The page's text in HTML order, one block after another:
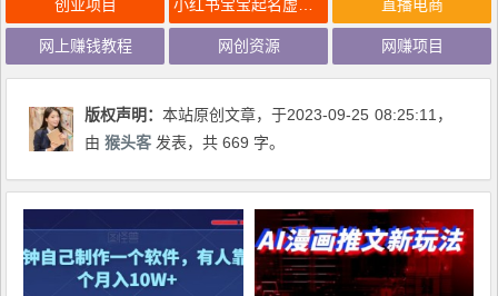
创业项目 直播电商
网上赚钱教程 网创资源 网赚项目
版权声明：本站原创文章，于2023-09-25 08:25:11 ，
由猴头客 发表，共 669 字。